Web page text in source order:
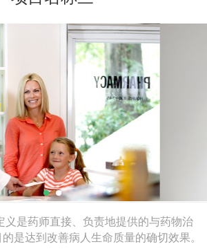
义是药师直接、负责地提供的与药物治
是达到改善病人生命质量的确切效果。